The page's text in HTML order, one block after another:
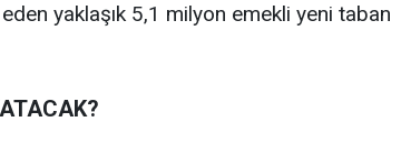
yaklaşık 5,1 milyon emekli yeni taban